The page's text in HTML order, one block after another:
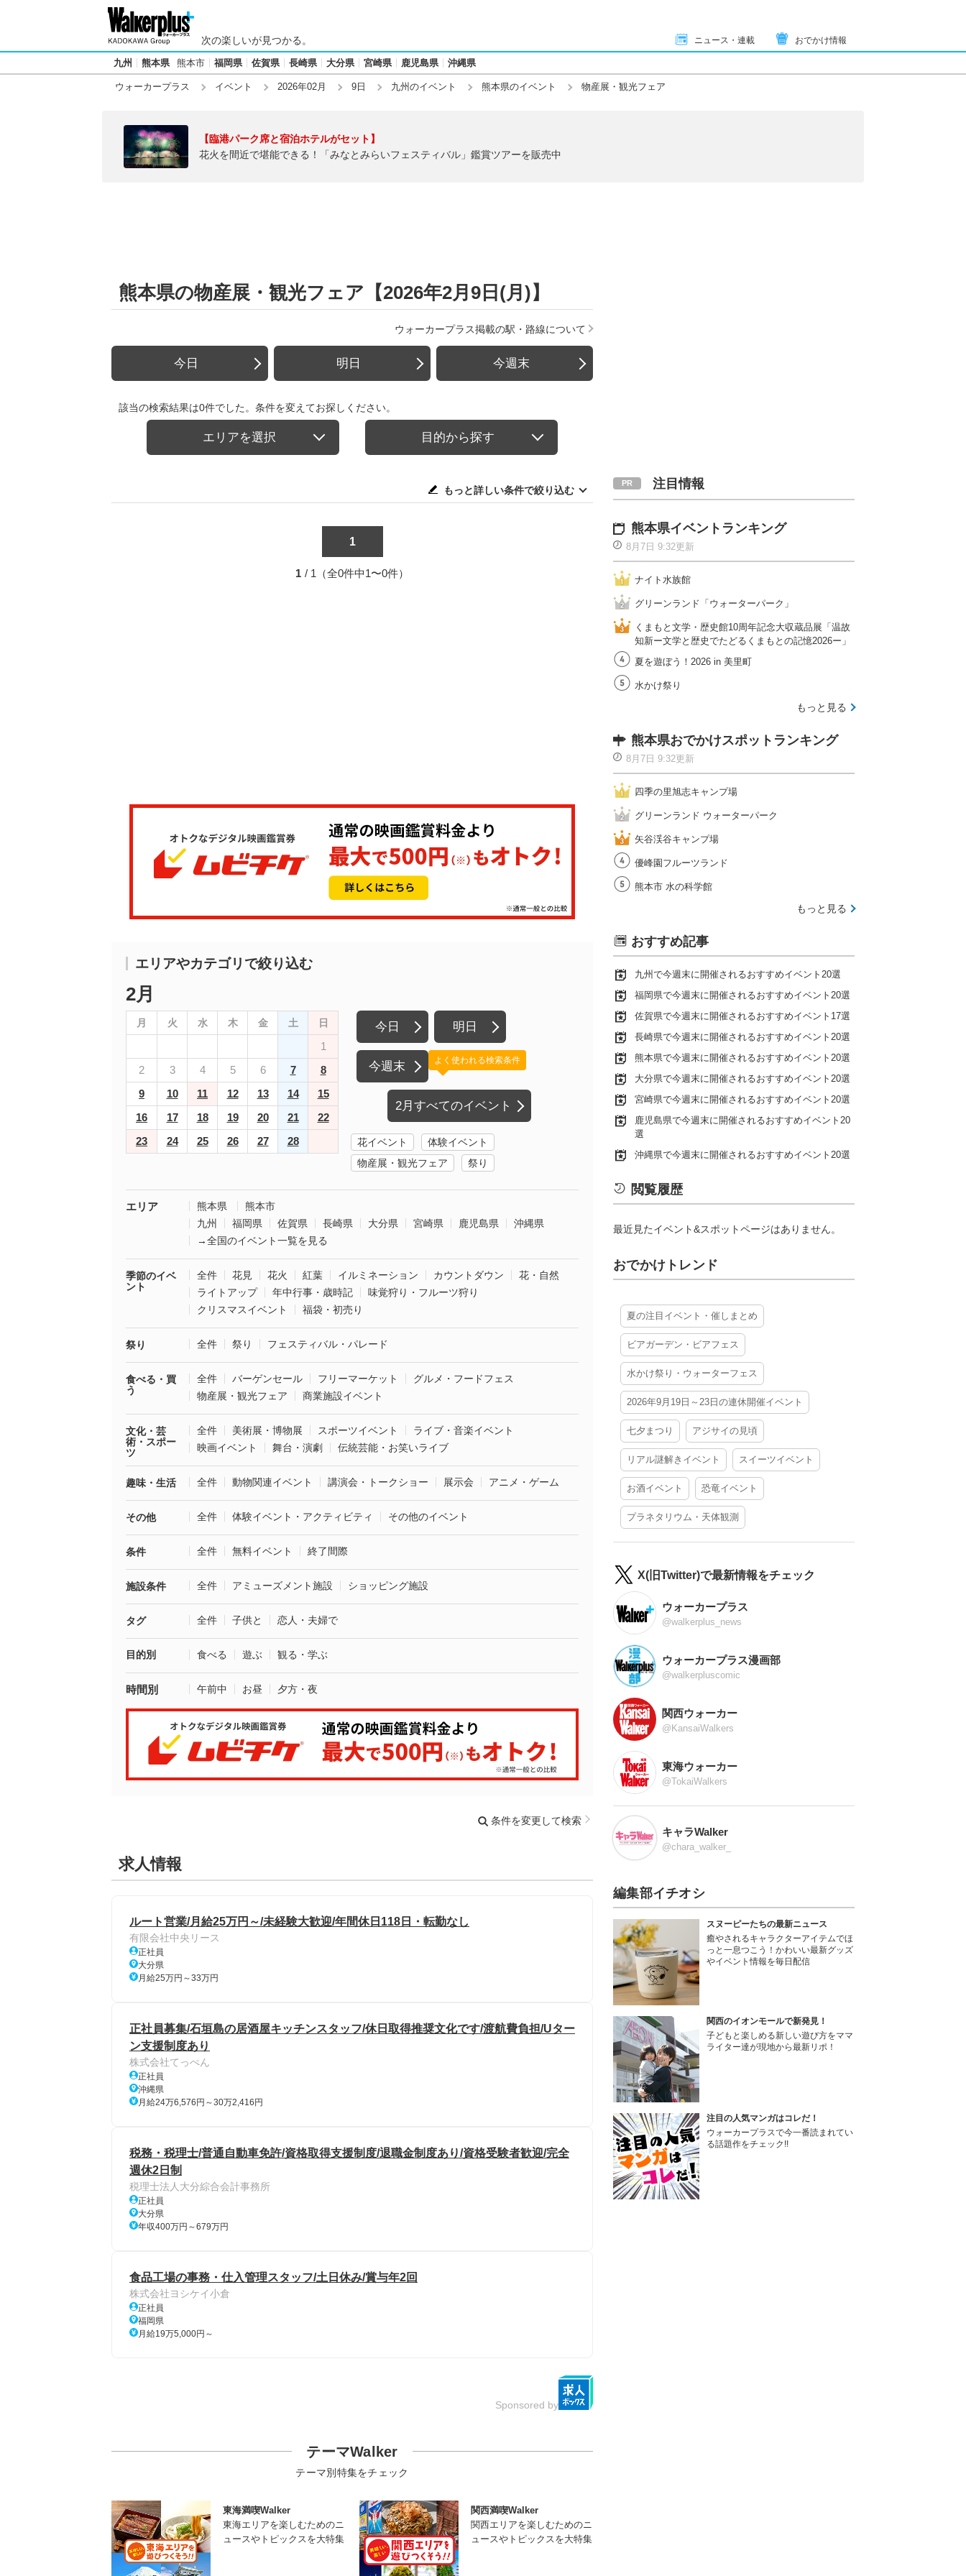
次の楽しいが見つかる。 ニュース・連載 おでかけ情報
九州 熊本県 熊本市 福岡県 佐賀県 長崎県 大分県 宮崎県 鹿児島県 沖縄県
ウォーカープラス イベント 2026年02月 9日 九州のイベント 熊本県のイベント 物産展・観光フェア
【臨港パーク席と宿泊ホテルがセット】
花火を間近で堪能できる！「みなとみらいフェスティバル」鑑賞ツアーを販売中
熊本県の物産展・観光フェア【2026年2月9日(月)】
ウォーカープラス掲載の駅・路線について
今日 明日 今週末
該当の検索結果は0件でした。条件を変えてお探しください。
エリアを選択 目的から探す
もっと詳しい条件で絞り込む
1
1 / 1（全0件中1〜0件）
エリアやカテゴリで絞り込む
2月
月 火 水 木 金 土 日
1
2
3 4 5 6 7
8
9
10 11 12 13 14
15
16
17 18 19 20 21
22
23
24 25 26 27 28
今日 明日
今週末
2月すべてのイベント
よく使われる検索条件
花イベント
体験イベント
物産展・観光フェア
祭り
エリア 熊本県
熊本市
九州
福岡県 佐賀県 長崎県 大分県 宮崎県 鹿児島県
沖縄県
→全国のイベント一覧を見る
季節のイベ
ント
全件 花見 花火 紅葉 イルミネーション カウントダウン
花・自然
ライトアップ
年中行事・歳時記
味覚狩り・フルーツ狩り
クリスマスイベント
福袋・初売り
祭り 全件 祭り フェスティバル・パレード
食べる・買
う
全件 バーゲンセール フリーマーケット
グルメ・フードフェス
物産展・観光フェア
商業施設イベント
文化・芸
術・スポー
ツ
全件 美術展・博物展 スポーツイベント
ライブ・音楽イベント
映画イベント
舞台・演劇 伝統芸能・お笑いライブ
趣味・生活 全件 動物関連イベント 講演会・トークショー 展示会 アニメ・ゲーム
その他 全件 体験イベント・アクティビティ その他のイベント
条件 全件 無料イベント 終了間際
施設条件 全件 アミューズメント施設 ショッピング施設
タグ 全件 子供と 恋人・夫婦で
目的別 食べる 遊ぶ 観る・学ぶ
時間別 午前中 お昼 夕方・夜
条件を変更して検索
求人情報
ルート営業/月給25万円～/未経験大歓迎/年間休日118日・転勤なし
有限会社中央リース
正社員
大分県
月給25万円～33万円
正社員募集/石垣島の居酒屋キッチンスタッフ/休日取得推奨文化です/渡航費負担/Uター
ン支援制度あり
株式会社てっぺん
正社員
沖縄県
月給24万6,576円～30万2,416円
税務・税理士/普通自動車免許/資格取得支援制度/退職金制度あり/資格受験者歓迎/完全
週休2日制
税理士法人大分綜合会計事務所
正社員
大分県
年収400万円～679万円
食品工場の事務・仕入管理スタッフ/土日休み/賞与年2回
株式会社ヨシケイ小倉
正社員
福岡県
月給19万5,000円～
Sponsored by
テーマWalker
テーマ別特集をチェック
東海満喫Walker
東海エリアを楽しむためのニ
ュースやトピックスを大特集
関西満喫Walker
関西エリアを楽しむためのニ
ュースやトピックスを大特集
注目情報
熊本県イベントランキング
8月7日 9:32更新
ナイト水族館
グリーンランド「ウォーターパーク」
くまもと文学・歴史館10周年記念大収蔵品展「温故
知新ー文学と歴史でたどるくまもとの記憶2026ー」
夏を遊ぼう！2026 in 美里町
水かけ祭り
もっと見る
熊本県おでかけスポットランキング
8月7日 9:32更新
四季の里旭志キャンプ場
グリーンランド ウォーターパーク
矢谷渓谷キャンプ場
優峰園フルーツランド
熊本市 水の科学館
もっと見る
おすすめ記事
九州で今週末に開催されるおすすめイベント20選
福岡県で今週末に開催されるおすすめイベント20選
佐賀県で今週末に開催されるおすすめイベント17選
長崎県で今週末に開催されるおすすめイベント20選
熊本県で今週末に開催されるおすすめイベント20選
大分県で今週末に開催されるおすすめイベント20選
宮崎県で今週末に開催されるおすすめイベント20選
鹿児島県で今週末に開催されるおすすめイベント20
選
沖縄県で今週末に開催されるおすすめイベント20選
閲覧履歴
最近見たイベント&スポットページはありません。
おでかけトレンド
夏の注目イベント・催しまとめ
ビアガーデン・ビアフェス
水かけ祭り・ウォーターフェス
2026年9月19日～23日の連休開催イベント
七夕まつり アジサイの見頃
リアル謎解きイベント スイーツイベント
お酒イベント 恐竜イベント
プラネタリウム・天体観測
X(旧Twitter)で最新情報をチェック
ウォーカープラス
@walkerplus_news
ウォーカープラス漫画部
@walkerpluscomic
関西ウォーカー
@KansaiWalkers
東海ウォーカー
@TokaiWalkers
キャラWalker
@chara_walker_
編集部イチオシ
スヌーピーたちの最新ニュース
癒やされるキャラクターアイテムでほ
っと一息つこう！かわいい最新グッズ
やイベント情報を毎日配信
関西のイオンモールで新発見！
子どもと楽しめる新しい遊び方をママ
ライター達が現地から最新リポ！
注目の人気マンガはコレだ！
ウォーカープラスで今一番読まれてい
る話題作をチェック!!